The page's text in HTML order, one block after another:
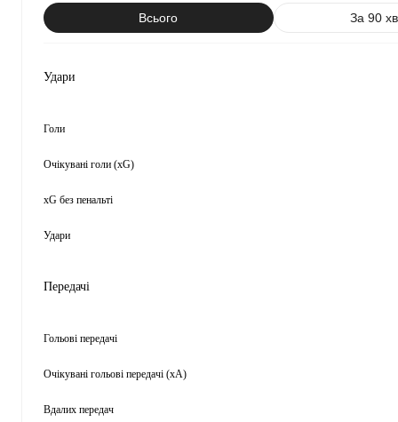
Всього За 90
Удари
Голи
Очікувані голи (xG)
xG без пенальті
Удари
Передачі
Гольові передачі
Очікувані гольові передачі (xA)
Вдалих передач